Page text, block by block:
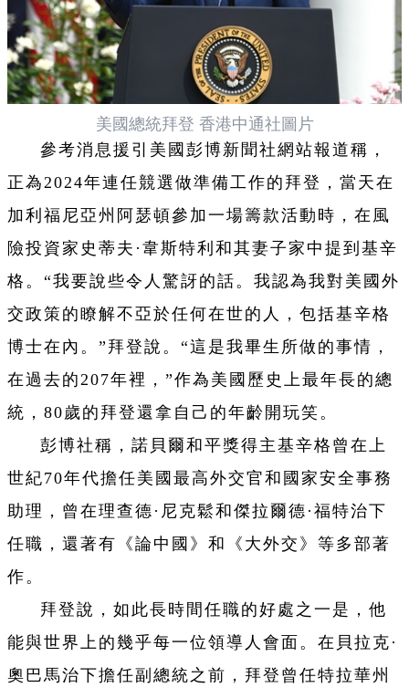
美國總統拜登 香港中通社圖片
參考消息援引美國彭博新聞社網站報道稱，
正為2024年連任競選做準備工作的拜登，當天在
加利福尼亞州阿瑟頓參加一場籌款活動時，在風
險投資家史蒂夫·韋斯特利和其妻子家中提到基辛
格。“我要說些令人驚訝的話。我認為我對美國外
交政策的瞭解不亞於任何在世的人，包括基辛格
博士在內。”拜登說。“這是我畢生所做的事情，
在過去的207年裡，”作為美國歷史上最年長的總
統，80歲的拜登還拿自己的年齡開玩笑。
彭博社稱，諾貝爾和平獎得主基辛格曾在上
世紀70年代擔任美國最高外交官和國家安全事務
助理，曾在理查德·尼克鬆和傑拉爾德·福特治下
任職，還著有《論中國》和《大外交》等多部著
作。
拜登說，如此長時間任職的好處之一是，他
能與世界上的幾乎每一位領導人會面。在貝拉克·
奧巴馬治下擔任副總統之前，拜登曾任特拉華州